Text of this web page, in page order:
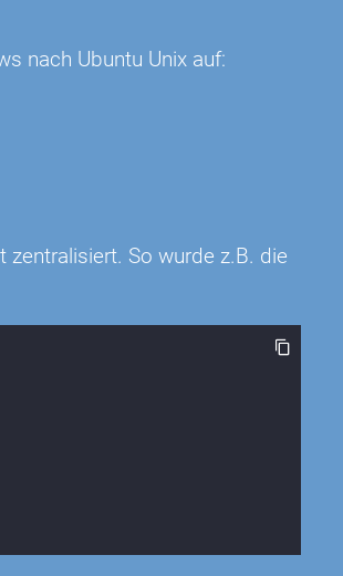
nach Ubuntu Unix auf:
So wurde z.B. die